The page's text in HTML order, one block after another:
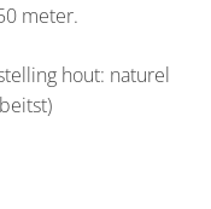
meter.
hout: naturel